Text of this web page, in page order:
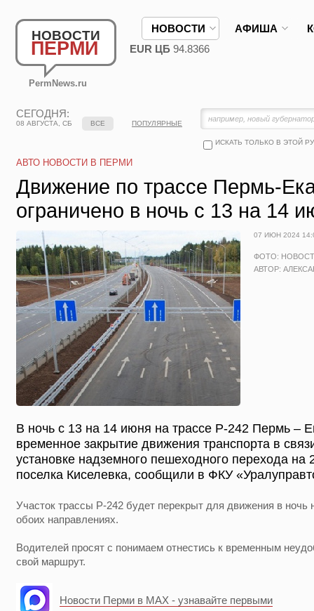
НОВОСТИ
ПЕРМИ
PermNews.ru
НОВОСТИ АФИША
EUR ЦБ 94.8366
СЕГОДНЯ:
08 АВГУСТА, СБ
ИСКАТЬ ТОЛЬКО В ЭТОЙ
ВСЕ ПОПУЛЯРНЫЕ
АВТО НОВОСТИ В ПЕРМИ
Движение по трассе Пермь-
ограничено в ночь с 13 на 14
07 ИЮН 2024
ФОТО:
АВТОР:
В ночь с 13 на 14 июня на трассе Р-242 Пермь –
временное закрытие движения транспорта в
установке надземного пешеходного перехода на
поселка Киселевка, сообщили в ФКУ
Участок трассы Р-242 будет перекрыт для движения в ночь
обоих направлениях.
Водителей просят с понимаем отнестись к временным
свой маршрут.
Новости Перми в MAX - узнавайте первыми